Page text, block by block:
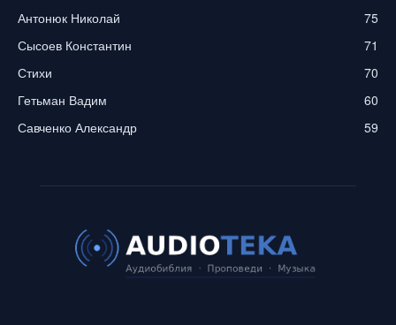
Антонюк Николай
75
Сысоев Константин
71
Стихи
70
Гетьман Вадим
60
Савченко Александр
59